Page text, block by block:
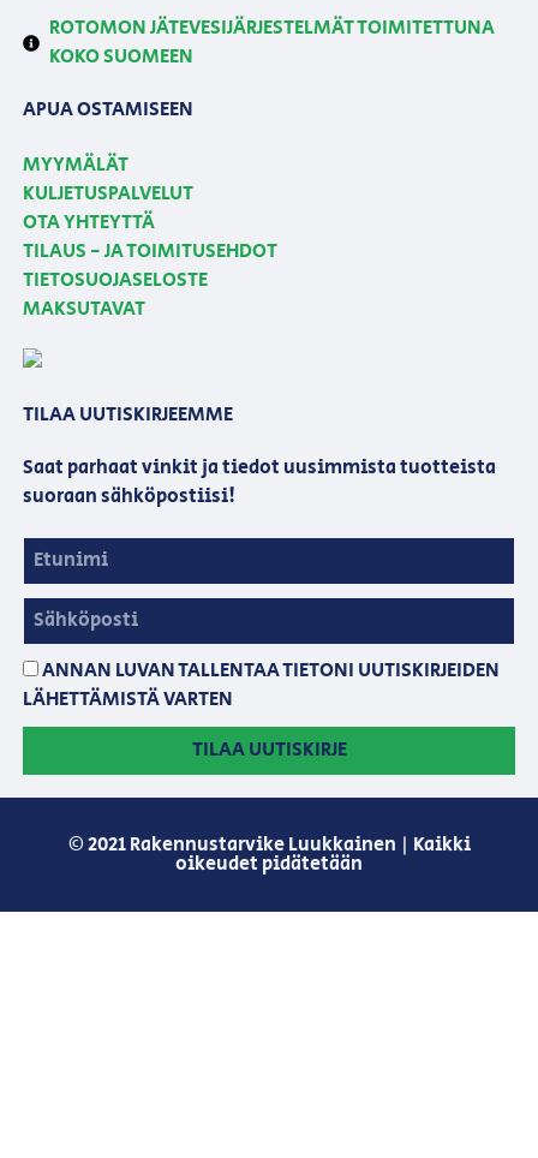
ROTOMON JÄTEVESIJÄRJESTELMÄT TOIMITETTUNA
KOKO SUOMEEN
APUA OSTAMISEEN
MYYMÄLÄT
KULJETUSPALVELUT
OTA YHTEYTTÄ
TILAUS - JA TOIMITUSEHDOT
TIETOSUOJASELOSTE
MAKSUTAVAT
TILAA UUTISKIRJEEMME
Saat parhaat vinkit ja tiedot uusimmista tuotteista
suoraan sähköpostiisi!
ANNAN LUVAN TALLENTAA TIETONI UUTISKIRJEIDEN
LÄHETTÄMISTÄ VARTEN
TILAA UUTISKIRJE
© 2021 Rakennustarvike Luukkainen | Kaikki
oikeudet pidätetään